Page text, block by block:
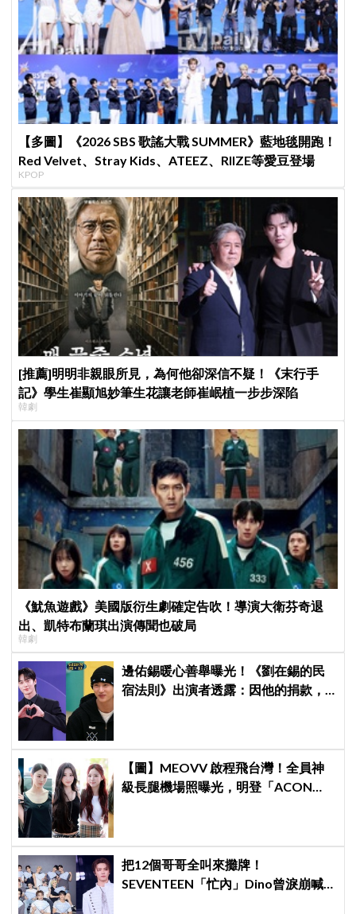
【多圖】《2026 SBS 歌謠大戰 SUMMER》藍地毯開跑！
Red Velvet、Stray Kids、ATEEZ、RIIZE等愛豆登場
KPOP
[推薦]明明非親眼所見，為何他卻深信不疑！《末行手
記》學生崔顯旭妙筆生花讓老師崔岷植一步步深陷
韓劇
《魷魚遊戲》美國版衍生劇確定告吹！導演大衛芬奇退
出、凱特布蘭琪出演傳聞也破局
韓劇
邊佑錫暖心善舉曝光！《劉在錫的民
宿法則》出演者透露：因他的捐款，
【圖】MEOVV 啟程飛台灣！全員神
級長腿機場照曝光，明登「ACON
把12個哥哥全叫來攤牌！
SEVENTEEN「忙內」Dino曾淚崩喊